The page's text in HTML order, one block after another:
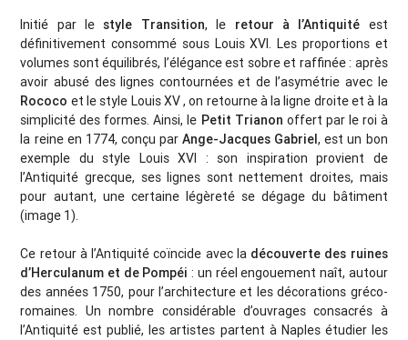
Initié par le style Transition, le retour à l’Antiquité est
définitivement consommé sous Louis XVI. Les proportions et
volumes sont équilibrés, l’élégance est sobre et raffinée : après
avoir abusé des lignes contournées et de l’asymétrie avec le
Rococo et le style Louis XV , on retourne à la ligne droite et à la
simplicité des formes. Ainsi, le Petit Trianon offert par le roi à
la reine en 1774, conçu parAnge-Jacques Gabriel, est un bon
exemple du style Louis XVI : son inspiration provient de
l’Antiquité grecque, ses lignes sont nettement droites, mais
pour autant, une certaine légèreté se dégage du bâtiment
(image 1).
Ce retour à l’Antiquité coïncide avec ladécouverte des ruines
d’Herculanum et de Pompéi : un réel engouement naît, autour
des années 1750, pour l’architecture et les décorations gréco-
romaines. Un nombre considérable d’ouvrages consacrés à
l’Antiquité est publié, les artistes partent à Naples étudier les